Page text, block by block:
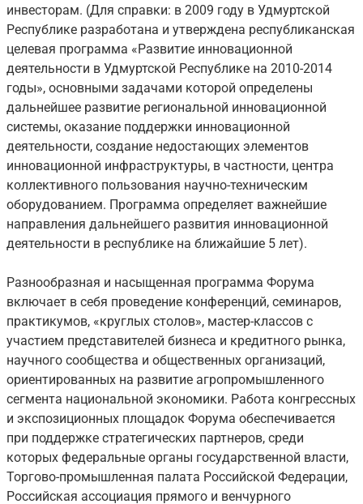
инвесторам. (Для справки: в 2009 году в Удмуртской
Республике разработана и утверждена республиканская
целевая программа «Развитие инновационной
деятельности в Удмуртской Республике на 2010-2014
годы», основными задачами которой определены
дальнейшее развитие региональной инновационной
системы, оказание поддержки инновационной
деятельности, создание недостающих элементов
инновационной инфраструктуры, в частности, центра
коллективного пользования научно-техническим
оборудованием. Программа определяет важнейшие
направления дальнейшего развития инновационной
деятельности в республике на ближайшие 5 лет).
Разнообразная и насыщенная программа Форума
включает в себя проведение конференций, семинаров,
практикумов, «круглых столов», мастер-классов с
участием представителей бизнеса и кредитного рынка,
научного сообщества и общественных организаций,
ориентированных на развитие агропромышленного
сегмента национальной экономики. Работа конгрессных
и экспозиционных площадок Форума обеспечивается
при поддержке стратегических партнеров, среди
которых федеральные органы государственной власти,
Торгово-промышленная палата Российской Федерации,
Российская ассоциация прямого и венчурного